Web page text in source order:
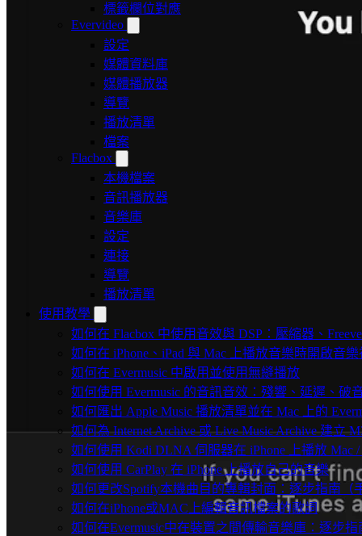
標籤欄位對應
Evervideo
設定
媒體資料庫
媒體播放器
導覽
播放清單
檔案
Flacbox
本機檔案
音訊播放器
音樂庫
設定
連接
導覽
播放清單
使用教學
如何在 Flacbox 中使用音效與 DSP：壓縮器、
如何在 iPhone、iPad 與 Mac 上播放音樂時開啟音
如何在 Evermusic 中啟用並使用無縫播放
如何使用 Evermusic 的音訊音效：殘響、延遲、破
如何匯出 Apple Music 播放清單並在 Mac 上的
如何為 Internet Archive 或 Live Music Archive 建立
如何使用 Kodi DLNA 伺服器在 iPhone 上播放 Mac
如何使用 CarPlay 在 iPhone 上播放自己的音樂
如何更改Spotify本機曲目的專輯封面：逐步指南（
如何在iPhone或MAC上編輯音訊檔案的歌詞
如何在Evermusic中在裝置之間傳輸音樂庫：逐步指